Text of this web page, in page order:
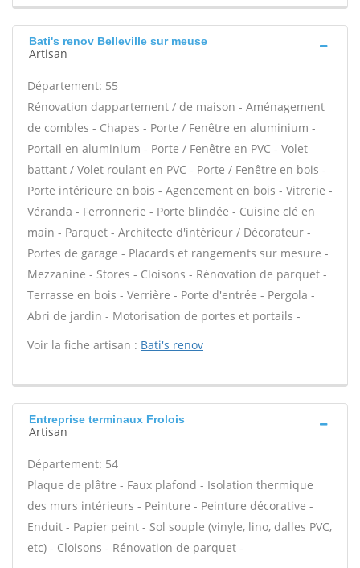
Bati's renov Belleville sur meuse
Artisan
Département: 55
Rénovation dappartement / de maison - Aménagement
de combles - Chapes - Porte / Fenêtre en aluminium -
Portail en aluminium - Porte / Fenêtre en PVC - Volet
battant / Volet roulant en PVC - Porte / Fenêtre en bois -
Porte intérieure en bois - Agencement en bois - Vitrerie -
Véranda - Ferronnerie - Porte blindée - Cuisine clé en
main - Parquet - Architecte d'intérieur / Décorateur -
Portes de garage - Placards et rangements sur mesure -
Mezzanine - Stores - Cloisons - Rénovation de parquet -
Terrasse en bois - Verrière - Porte d'entrée - Pergola -
Abri de jardin - Motorisation de portes et portails -
Voir la fiche artisan : Bati's renov
Entreprise terminaux Frolois
Artisan
Département: 54
Plaque de plâtre - Faux plafond - Isolation thermique
des murs intérieurs - Peinture - Peinture décorative -
Enduit - Papier peint - Sol souple (vinyle, lino, dalles PVC,
etc) - Cloisons - Rénovation de parquet -